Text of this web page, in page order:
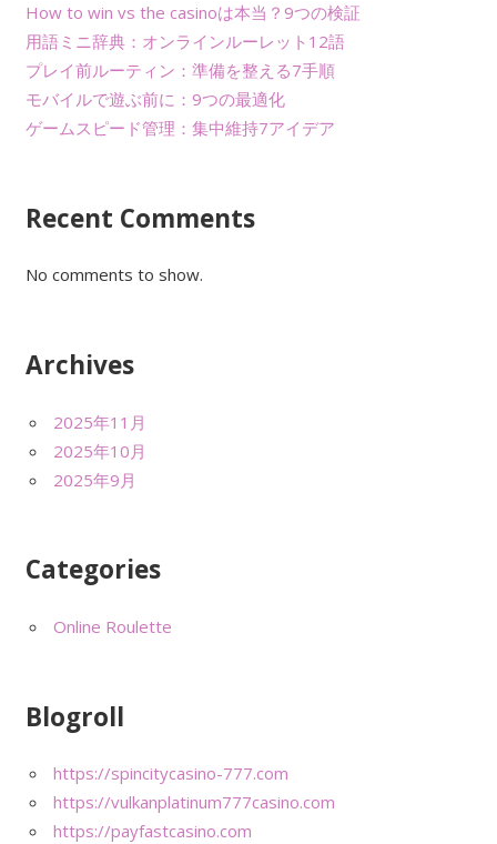
ョ
ン
How to win vs the casinoは本当？9つの検証
用語ミニ辞典：オンラインルーレット12語
プレイ前ルーティン：準備を整える7手順
モバイルで遊ぶ前に：9つの最適化
ゲームスピード管理：集中維持7アイデア
Recent Comments
No comments to show.
Archives
2025年11月
2025年10月
2025年9月
Categories
Online Roulette
Blogroll
https://spincitycasino-777.com
https://vulkanplatinum777casino.com
https://payfastcasino.com